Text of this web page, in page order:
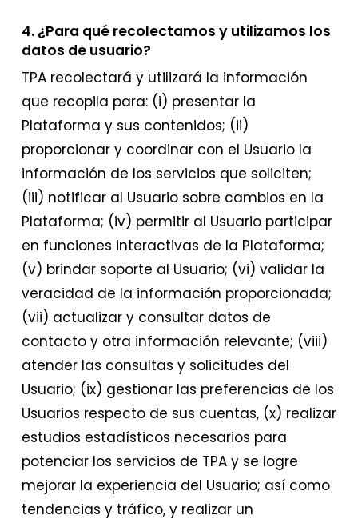
4. ¿Para qué recolectamos y utilizamos los
datos de usuario?
TPA recolectará y utilizará la información
que recopila para: (i) presentar la
Plataforma y sus contenidos; (ii)
proporcionar y coordinar con el Usuario la
información de los servicios que soliciten;
(iii) notificar al Usuario sobre cambios en la
Plataforma; (iv) permitir al Usuario participar
en funciones interactivas de la Plataforma;
(v) brindar soporte al Usuario; (vi) validar la
veracidad de la información proporcionada;
(vii) actualizar y consultar datos de
contacto y otra información relevante; (viii)
atender las consultas y solicitudes del
Usuario; (ix) gestionar las preferencias de los
Usuarios respecto de sus cuentas, (x) realizar
estudios estadísticos necesarios para
potenciar los servicios de TPA y se logre
mejorar la experiencia del Usuario; así como
tendencias y tráfico, y realizar un